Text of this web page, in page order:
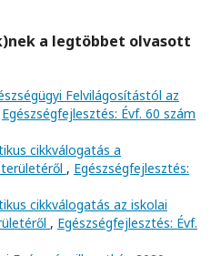
a legtöbbet olvasott
Felvilágosítástól az
Egészségfejlesztés: Évf. 60 szám
cikkválogatás a
, Egészségfejlesztés:
cikkválogatás az iskolai
, Egészségfejlesztés: Évf.